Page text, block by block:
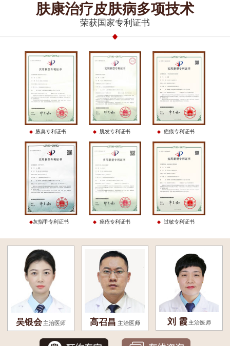
肤康治疗皮肤病多项技术
荣获国家专利证书
腋臭专利证书 脱发专利证书 疤痕专利证书
灰指甲专利证书 痤疮专利证书 过敏专利证书
吴银会 主治医师 高召昌 主治医师 刘 霞 主治医师